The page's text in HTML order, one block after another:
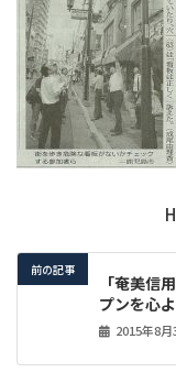
前の記事
「奄美信
プンを心
2015年8月